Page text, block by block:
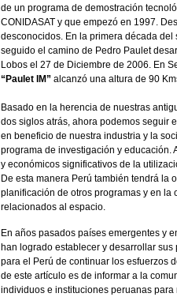
de un programa de demostración
CONIDASAT y que empezó en 1997.
desconocidos. En la primera década del
seguido el camino de Pedro Paulet
Lobos el 27 de Diciembre de 2006. En
“Paulet IM” alcanzó una altura de 90
Basado en la herencia de nuestras
dos siglos atrás, ahora podemos seguir
en beneficio de nuestra industria y la
programa de investigación y educación.
y económicos significativos de la
De esta manera Perú también tendrá la
planificación de otros programas y en
relacionados al espacio.
En años pasados países emergentes y
han logrado establecer y desarrollar
para el Perú de continuar los esfuerzos
de este artículo es de informar a la
individuos e instituciones peruanas